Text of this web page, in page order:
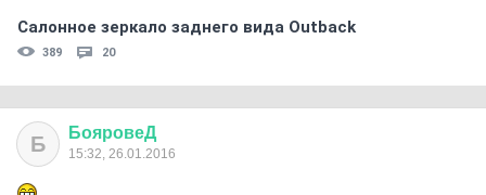
Салонное зеркало заднего вида Outback
389 20
Б БояровеД
15:32, 26.01.2016